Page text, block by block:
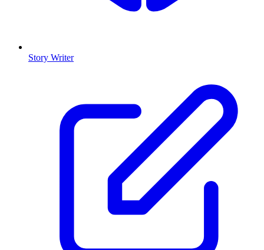
Story Writer